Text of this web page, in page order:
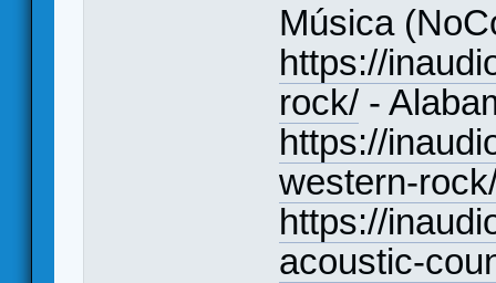
Música
https://
rock/ -
https://
western-
https://
acoustic-